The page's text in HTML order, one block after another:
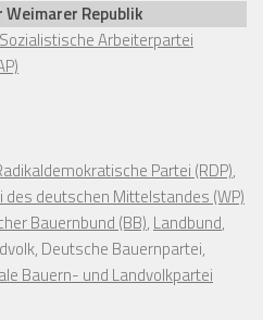
Republik
Sozialistische Arbeiterpartei
Partei (RDP),
deutschen Mittelstandes (WP)
Bauernbund (BB), Landbund,
Deutsche Bauernpartei,
Bauern- und Landvolkpartei